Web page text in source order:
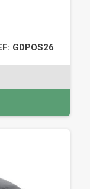
GDPOS26